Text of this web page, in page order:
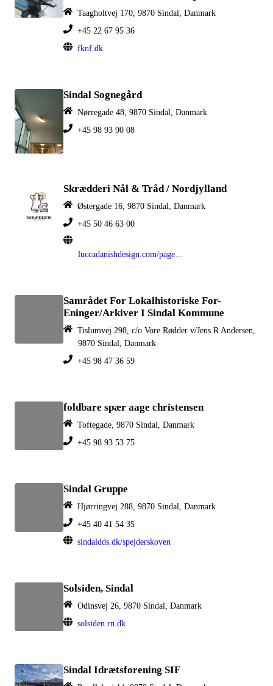
Taagholtvej 170, 9870 Sindal, Danmark
+45 22 67 95 36
fknf.dk
Sindal Sognegård
Nørregade 48, 9870 Sindal, Danmark
+45 98 93 90 08
Skrædderi Nål & Tråd / Nordjylland
Østergade 16, 9870 Sindal, Danmark
+45 50 46 63 00
luccadanishdesign.com/pages/skraedderi
Samrådet For Lokalhistoriske For-
Eninger/Arkiver I Sindal Kommune
Tislumvej 298, c/o Vore Rødder v/Jens R Andersen,
9870 Sindal, Danmark
+45 98 47 36 59
foldbare spær aage christensen
Toftegade, 9870 Sindal, Danmark
+45 98 93 53 75
Sindal Gruppe
Hjørringvej 288, 9870 Sindal, Danmark
+45 40 41 54 35
sindaldds.dk/spejderskoven
Solsiden, Sindal
Odinsvej 26, 9870 Sindal, Danmark
solsiden.rn.dk
Sindal Idrætsforening SIF